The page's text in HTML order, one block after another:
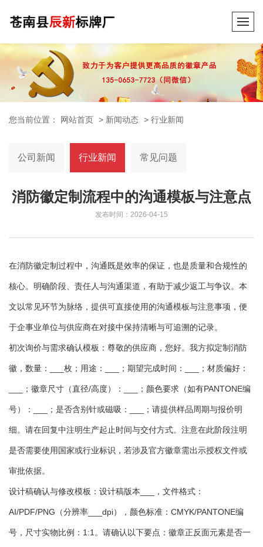
您当前位置： 网站首页 > 新闻动态 > 行业新闻
公司新闻 行业新闻 常见问题
消防徽定制流程中的沟通模板与注意点
发布时间：2026-04-15
在消防徽定制过程中，沟通既是效率的保证，也是质量和合规性的
核心。明确阶段、责任人与沟通渠道，有助于减少返工与争议。本
文以常见环节为脉络，提供可直接使用的沟通模板与注意事项，便
于企事业单位与供应商在对接中保持清晰与可追溯的记录。
初次询价与需求确认模板：尊敬的供应商，您好。我方拟定制消防
徽，数量：___枚；用途：___；期望完成时间：___；材质偏好：
___；徽章尺寸（直径/高度）：___；颜色要求（如有PANTONE编
号）：___；是否含别针或磁吸：___；请提供样品周期与报价明
细。请在回复中注明生产起止时间与交付方式。注意在此阶段注明
是否需要使用国家或行业标识，若涉及官方徽章需出示授权文件或
审批依据。
设计稿确认与修改模板：设计稿版本___，文件格式：
AI/PDF/PNG（分辨率___dpi），颜色标准：CMYK/PANTONE编
号，尺寸实物比例：1:1。请确认以下要点：徽章正反面元素是否一